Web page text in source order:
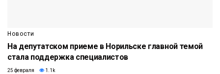
Новости
На депутатском приеме в Норильске главной темой
стала поддержка специалистов
25 февраля 1.1k